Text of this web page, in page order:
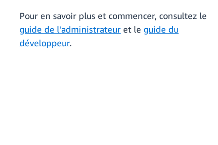
Pour en savoir plus et commencer, consultez le
guide de l'administrateur et le guide du
développeur.